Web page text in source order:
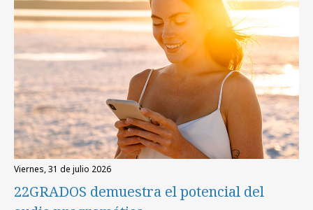
viernes, 31 de julio 2026
22GRADOS demuestra el potencial del